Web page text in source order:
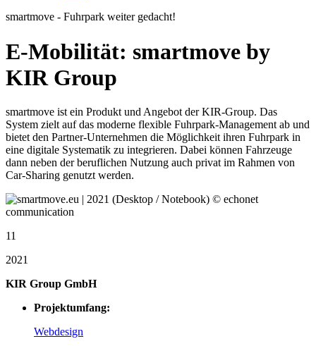
smartmove - Fuhrpark weiter gedacht!
E-Mobilität: smartmove by
KIR Group
smartmove ist ein Produkt und Angebot der KIR-Group. Das
System zielt auf das moderne flexible Fuhrpark-Management ab und
bietet den Partner-Unternehmen die Möglichkeit ihren Fuhrpark in
eine digitale Systematik zu integrieren. Dabei können Fahrzeuge
dann neben der beruflichen Nutzung auch privat im Rahmen von
Car-Sharing genutzt werden.
11
2021
KIR Group GmbH
Projektumfang:
Webdesign